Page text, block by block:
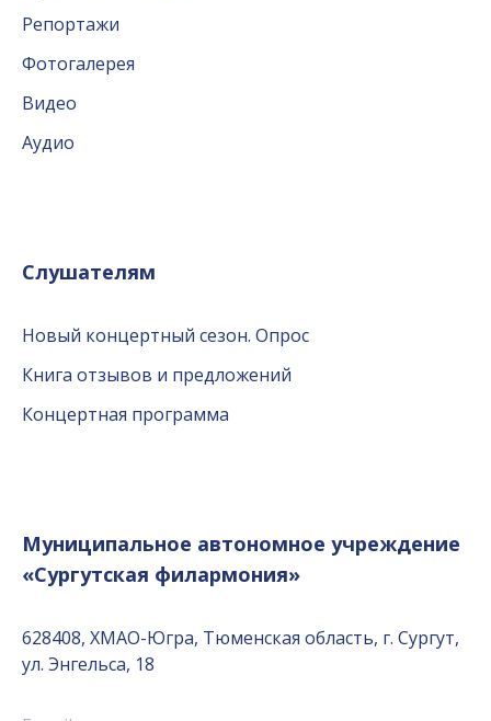
Репортажи
Фотогалерея
Видео
Аудио
Слушателям
Новый концертный сезон. Опрос
Книга отзывов и предложений
Концертная программа
Муниципальное автономное учреждение
«Сургутская филармония»
628408, ХМАО-Югра, Тюменская область, г. Сургут,
ул. Энгельса, 18